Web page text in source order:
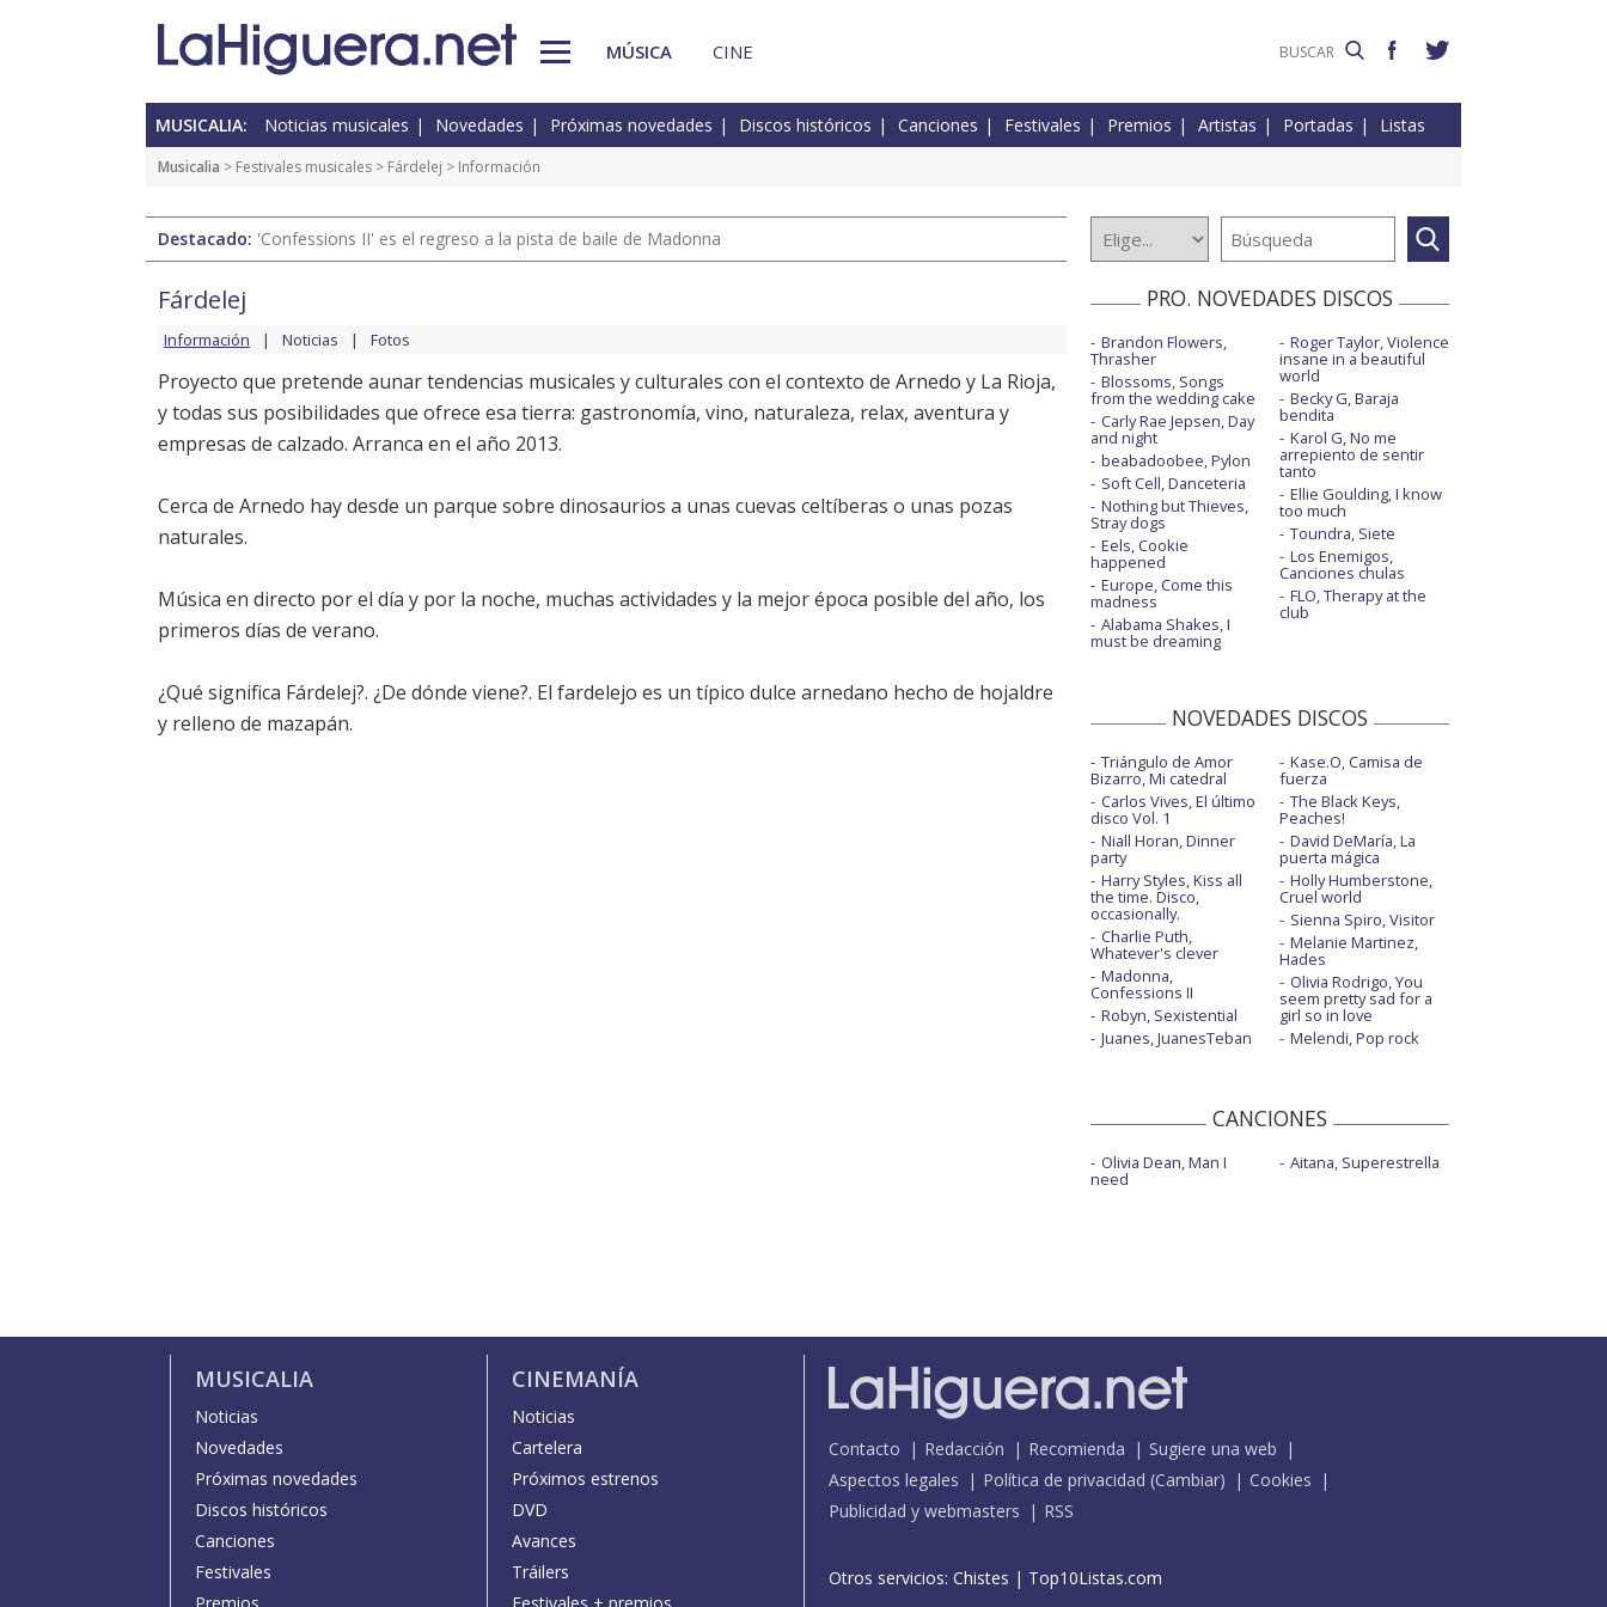
MÚSICA CINE
MUSICALIA: Noticias musicales Novedades Próximas novedades Discos históricos Canciones Festivales Premios Artistas Portadas Listas
Musicalia > Festivales musicales > Fárdelej > Información
Destacado: 'Confessions II' es el regreso a la pista de baile de Madonna
Fárdelej
Información Noticias Fotos
Proyecto que pretende aunar tendencias musicales y culturales con el contexto de Arnedo y La Rioja,
y todas sus posibilidades que ofrece esa tierra: gastronomía, vino, naturaleza, relax, aventura y
empresas de calzado. Arranca en el año 2013.
Cerca de Arnedo hay desde un parque sobre dinosaurios a unas cuevas celtíberas o unas pozas
naturales.
Música en directo por el día y por la noche, muchas actividades y la mejor época posible del año, los
primeros días de verano.
¿Qué significa Fárdelej?. ¿De dónde viene?. El fardelejo es un típico dulce arnedano hecho de hojaldre
y relleno de mazapán.
PRO. NOVEDADES DISCOS
Brandon Flowers,
Thrasher
Blossoms, Songs
from the wedding cake
Carly Rae Jepsen, Day
and night
beabadoobee, Pylon
Soft Cell, Danceteria
Nothing but Thieves,
Stray dogs
Eels, Cookie
happened
Europe, Come this
madness
Alabama Shakes, I
must be dreaming
Roger Taylor, Violence
insane in a beautiful
world
Becky G, Baraja
bendita
Karol G, No me
arrepiento de sentir
tanto
Ellie Goulding, I know
too much
Toundra, Siete
Los Enemigos,
Canciones chulas
FLO, Therapy at the
club
NOVEDADES DISCOS
Triángulo de Amor
Bizarro, Mi catedral
Carlos Vives, El último
disco Vol. 1
Niall Horan, Dinner
party
Harry Styles, Kiss all
the time. Disco,
occasionally.
Charlie Puth,
Whatever's clever
Madonna,
Confessions II
Robyn, Sexistential
Juanes, JuanesTeban
Kase.O, Camisa de
fuerza
The Black Keys,
Peaches!
David DeMaría, La
puerta mágica
Holly Humberstone,
Cruel world
Sienna Spiro, Visitor
Melanie Martinez,
Hades
Olivia Rodrigo, You
seem pretty sad for a
girl so in love
Melendi, Pop rock
CANCIONES
Olivia Dean, Man I
need
Aitana, Superestrella
MUSICALIA
Noticias
Novedades
Próximas novedades
Discos históricos
Canciones
Festivales
CINEMANÍA
Noticias
Cartelera
Próximos estrenos
DVD
Avances
Tráilers
Contacto Redacción Recomienda
Sugiere una web
Aspectos legales
Política de privacidad (Cambiar)
Cookies
Publicidad y webmasters
RSS
Otros servicios: Chistes | Top10Listas.com